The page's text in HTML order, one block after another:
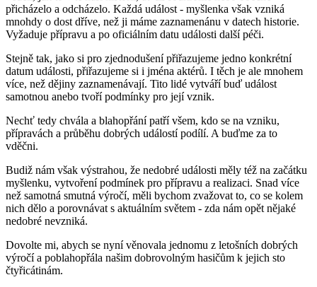
přicházelo a odcházelo. Každá událost - myšlenka však vzniká
mnohdy o dost dříve, než ji máme zaznamenánu v datech historie.
Vyžaduje přípravu a po oficiálním datu události další péči.
Stejně tak, jako si pro zjednodušení přiřazujeme jedno konkrétní
datum události, přiřazujeme si i jména aktérů. I těch je ale mnohem
více, než dějiny zaznamenávají. Tito lidé vytváří buď událost
samotnou anebo tvoří podmínky pro její vznik.
Nechť tedy chvála a blahopřání patří všem, kdo se na vzniku,
přípravách a průběhu dobrých událostí podílí. A buďme za to
vděčni.
Budiž nám však výstrahou, že nedobré události měly též na začátku
myšlenku, vytvoření podmínek pro přípravu a realizaci. Snad více
než samotná smutná výročí, měli bychom zvažovat to, co se kolem
nich dělo a porovnávat s aktuálním světem - zda nám opět nějaké
nedobré nevzniká.
Dovolte mi, abych se nyní věnovala jednomu z letošních dobrých
výročí a poblahopřála našim dobrovolným hasičům k jejich sto
čtyřicátinám.